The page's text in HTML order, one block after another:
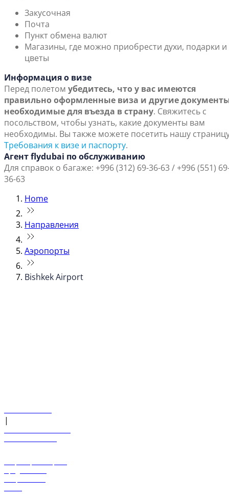
Закусочная
Почта
Пункт обмена валют
Магазины, где можно приобрести духи, подарки и
цветы
Информация о визе
Перед полетом убедитесь, что у вас имеются
правильно оформленные виза и другие
необходимые для въезда в страну. Свяжитесь с
посольством, чтобы узнать, какие документы вам
необходимы. Вы также можете посетить нашу
Требования к визе и паспорту.
Агент flydubai по обслуживанию
Для справок о багаже: +996 (312) 69-36-63 / +996 (551)
36-63
Home
Направления
Аэропорты
Bishkek Airport
|